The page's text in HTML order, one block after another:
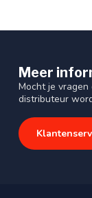
Meer
Mocht je
distributeur